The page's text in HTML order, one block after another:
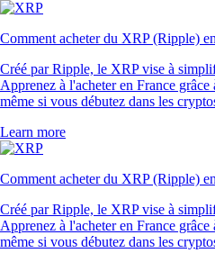
Comment acheter du XRP (Ripple)
Créé par Ripple, le XRP vise à
Apprenez à l'acheter en France
même si vous débutez dans les
Learn more
Comment acheter du XRP (Ripple)
Créé par Ripple, le XRP vise à
Apprenez à l'acheter en France
même si vous débutez dans les